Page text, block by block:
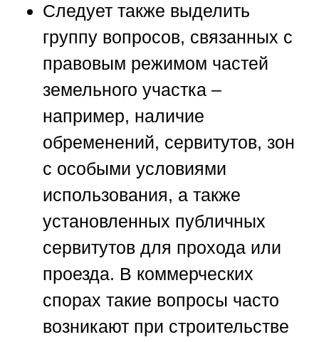
Следует также выделить
группу вопросов, связанных с
правовым режимом частей
земельного участка –
например, наличие
обременений, сервитутов, зон
с особыми условиями
использования, а также
установленных публичных
сервитутов для прохода или
проезда. В коммерческих
спорах такие вопросы часто
возникают при строительстве